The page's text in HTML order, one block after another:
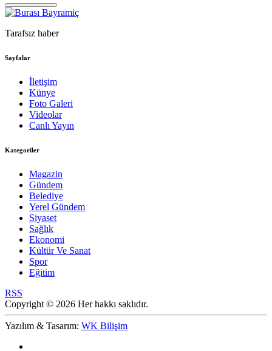
Tarafsız haber
Sayfalar
İletişim
Künye
Foto Galeri
Videolar
Canlı Yayın
Kategoriler
Magazin
Gündem
Belediye
Yerel Gündem
Siyaset
Sağlık
Ekonomi
Kültür Ve Sanat
Spor
Eğitim
RSS
Copyright © 2026 Her hakkı saklıdır.
Yazılım & Tasarım: WK Bilişim